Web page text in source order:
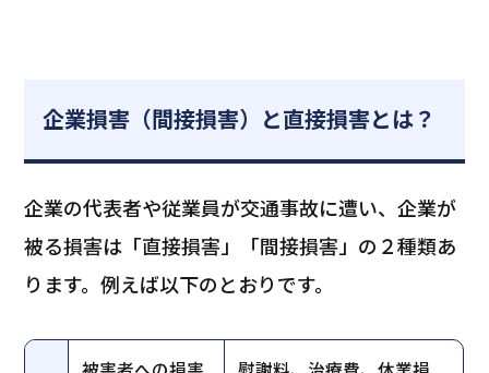
企業損害（間接損害）と直接損害とは？
企業の代表者や従業員が交通事故に遭い、企業が
被る損害は「直接損害」「間接損害」の２種類あ
ります。例えば以下のとおりです。